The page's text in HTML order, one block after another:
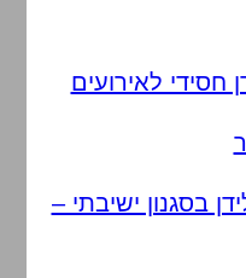
חסידי לאירועים
בסגנון ישיבתי –